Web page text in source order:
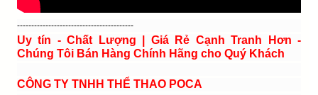
-----------------------------------------
Uy tín - Chất Lượng | Giá Rẻ Cạnh Tranh Hơn -
Chúng Tôi Bán Hàng Chính Hãng cho Quý Khách
CÔNG TY TNHH THỂ THAO POCA